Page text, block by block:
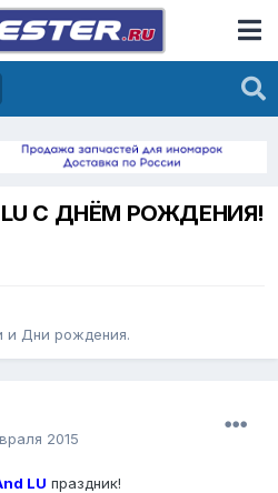
LU С ДНЁМ РОЖДЕНИЯ!
и Дни рождения.
2015
LU праздник!